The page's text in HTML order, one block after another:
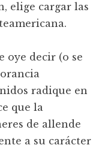
elige cargar las
oye decir (o se
radique en
que la
de allende
a su carácter